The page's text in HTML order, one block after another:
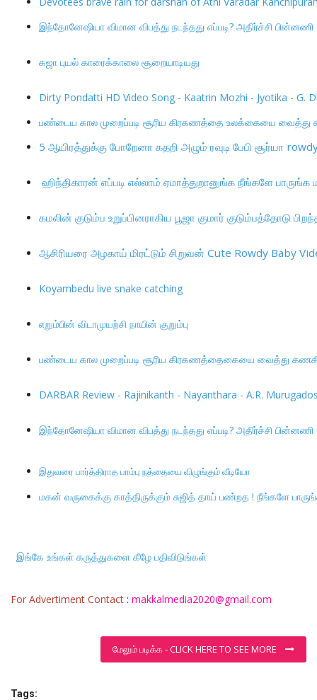
REGISTER
இந்தோனேஷியா விமான விபத்து நடந்தது எப்படி? அதிர்ச்சி பின்னணி
கஜா புயல் காரைக்காலை சூறையாடியது
Dirty Pondatti HD Video Song - Kaatrin Mozhi - Jyotika - G.
பண்டைய கால முறைப்படி சூரிய கிரகணத்தை உலக்கையை வைத்து
5 ஆயிரத்துக்கு போறேனா கதறி அழும் ரவுடி பேபி சூர்யா
ஹிந்திகாரன் எப்படி எல்லாம் ஏமாத்துறானுங்க நீங்களே
கமலின் குடும்ப உறுப்பினராகிய பூஜா குமார்
ஆசிரியரை அழகாய் மிரட்டும் சிறுவன் Cute Rowdy Baby
Koyambedu live snake catching
எறும்பின் விடாமுயற்சி நாயின் குறும்பு
பண்டைய கால முறைப்படி சூரிய கிரகணத்தைகையை வைத்து
DARBAR Review - Rajinikanth - Nayanthara - A.R.
இந்தோனேஷியா விமான விபத்து நடந்தது எப்படி? அதிர்ச்சி பின்னணி
இதுவரை பார்த்திராத பாம்பு நத்தையை விழுங்கும் வீடியோ
மகன் வருகைக்கு காத்திருக்கும் சுஜித் தாய் பண்றத ! நீங்களே
இங்கே உங்கள் கருத்துகளை கீழே பதிவிடுங்கள்
For Advertiment Contact : makkalmedia2020@gmail.com
மேலும் படிக்க - CLICK HERE TO SEE MORE
Tags: